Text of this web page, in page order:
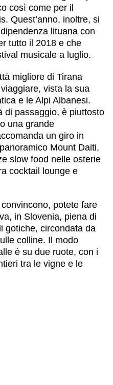
così come per il
Quest’anno, inoltre, si
lituana con
tutto il 2018 e che
musicale a luglio.
migliore di Tirana
vista la sua
e le Alpi Albanesi.
di passaggio, è piuttosto
una grande
un giro in
Mount Daiti,
slow food nelle osterie
cocktail lounge e
potete fare
, in Slovenia, piena di
gotiche, circondata da
colline. Il modo
è su due ruote, con i
tra le vigne e le